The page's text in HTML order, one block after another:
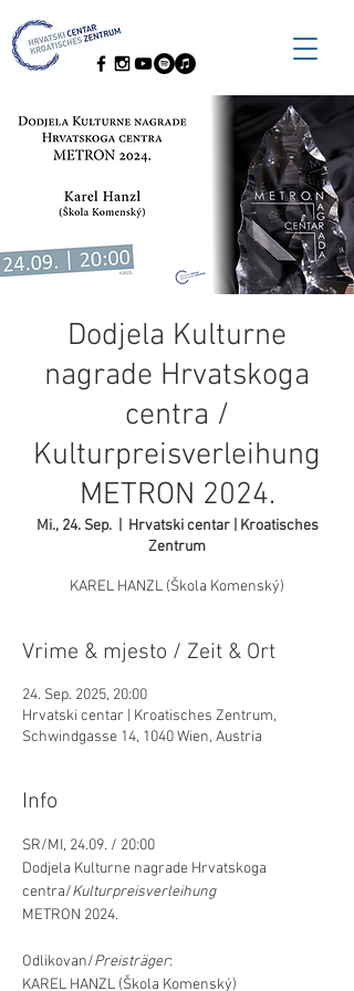
Dodjela Kulturne
nagrade Hrvatskoga
centra /
Kulturpreisverleihung
METRON 2024.
Mi., 24. Sep.
  |
Hrvatski centar | Kroatisches
Zentrum
KAREL HANZL (Škola Komenský)
Vrime & mjesto / Zeit & Ort
24. Sep. 2025, 20:00
Hrvatski centar | Kroatisches Zentrum,
Schwindgasse 14, 1040 Wien, Austria
Info
SR/MI, 24.09. / 20:00
Dodjela Kulturne nagrade Hrvatskoga
centra/Kulturpreisverleihung
METRON 2024.
Odlikovan/Preisträger:
KAREL HANZL (Škola Komenský)